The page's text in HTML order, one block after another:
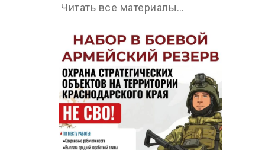
Читать все материалы…